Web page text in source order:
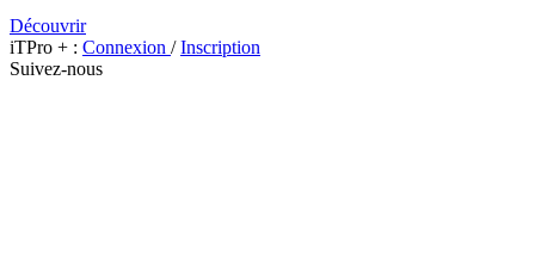
Découvrir
iTPro + : Connexion /Inscription
Suivez-nous